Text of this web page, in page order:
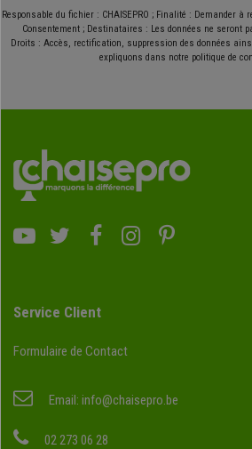
Responsable du fichier : CHAISEPRO ; Finalité : Demander
Consentement ; Destinataires : Les données ne seront
Droits : Accès, rectification, suppression des données
expliquons dans notre politique de
Service Client
Formulaire de Contact
Email: info@chaisepro.be
02 273 06 28